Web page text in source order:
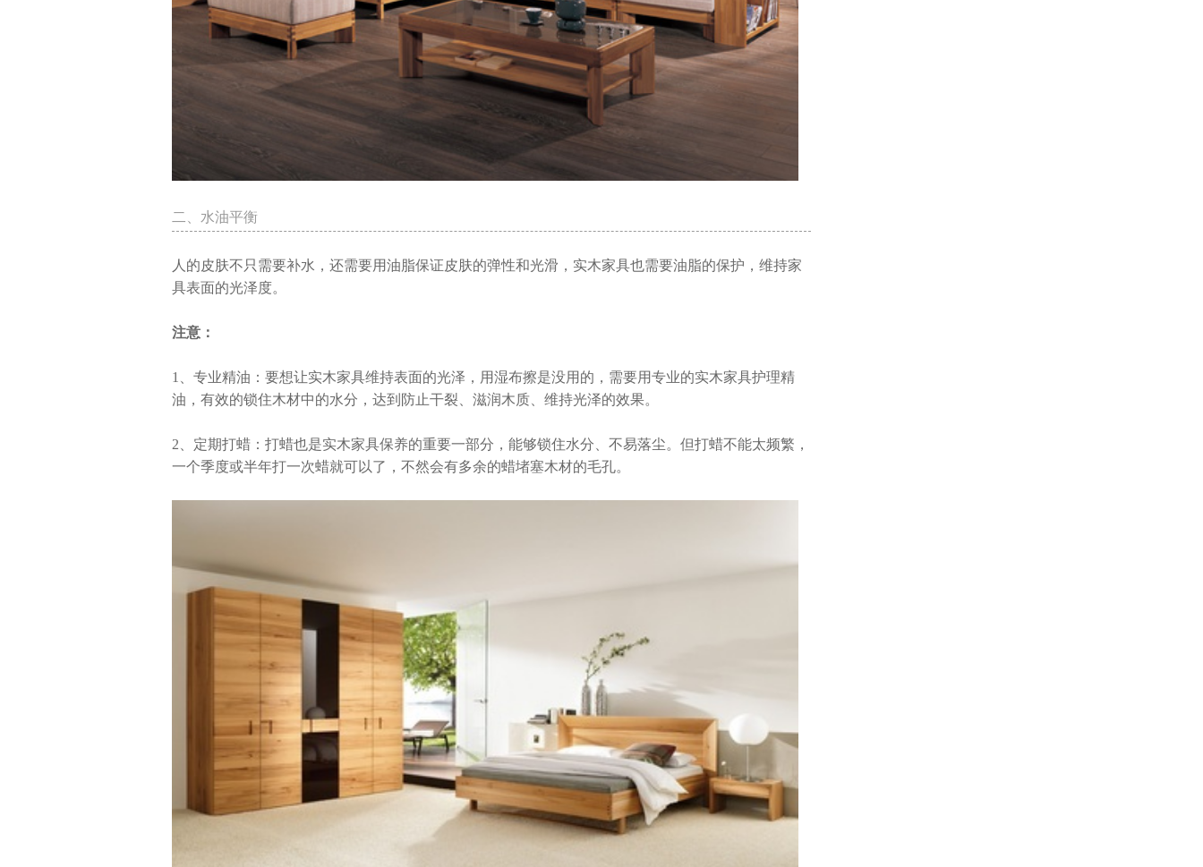
二、水油平衡
人的皮肤不只需要补水，还需要用油脂保证皮肤的弹性和光滑，实木家具也需要油脂的保护，维持家
具表面的光泽度。
注意：
1、专业精油：要想让实木家具维持表面的光泽，用湿布擦是没用的，需要用专业的实木家具护理精
油，有效的锁住木材中的水分，达到防止干裂、滋润木质、维持光泽的效果。
2、定期打蜡：打蜡也是实木家具保养的重要一部分，能够锁住水分、不易落尘。但打蜡不能太频繁，
一个季度或半年打一次蜡就可以了，不然会有多余的蜡堵塞木材的毛孔。